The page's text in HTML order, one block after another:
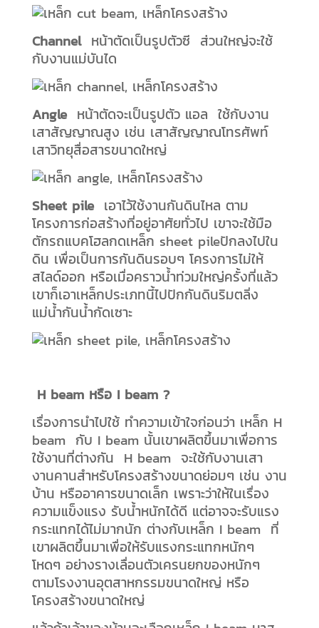
Channelหน้าตัดเป็นรูปตัวซี ส่วนใหญ่จะใช้
กับงานแม่บันได
Angleหน้าตัดจะเป็นรูปตัว แอล ใช้กับงาน
เสาสัญญาณสูง เช่น เสาสัญญาณโทรศัพท์
เสาวิทยุสื่อสารขนาดใหญ่
Sheet pileเอาไว้ใช้งานกันดินไหล ตาม
โครงการก่อสร้างที่อยู่อาศัยทั่วไป เขาจะใช้มือ
ตักรถแบคโฮลกดเหล็ก sheet pileปักลงไปใน
ดิน เพื่อเป็นการกันดินรอบๆ โครงการไม่ให้
สไลด์ออก หรือเมื่อคราวน้ำท่วมใหญ่ครั้งที่แล้ว
เขาก็เอาเหล็กประเภทนี้ไปปักกันดินริมตลิ่ง
แม่น้ำกันน้ำกัดเซาะ
H beam หรือ I beam ?
เรื่องการนำไปใช้ ทำความเข้าใจก่อนว่า เหล็ก H
beam กับ I beam นั้นเขาผลิตขึ้นมาเพื่อการ
ใช้งานที่ต่างกัน H beam จะใช้กับงานเสา
งานคานสำหรับโครงสร้างขนาดย่อมๆ เช่น งาน
บ้าน หรืออาคารขนาดเล็ก เพราะว่าให้ในเรื่อง
ความแข็งแรง รับน้ำหนักได้ดี แต่อาจจะรับแรง
กระแทกได้ไม่มากนัก ต่างกับเหล็ก I beam ที่
เขาผลิตขึ้นมาเพื่อให้รับแรงกระแทกหนักๆ
โหดๆ อย่างรางเลื่อนตัวเครนยกของหนักๆ
ตามโรงงานอุตสาหกรรมขนาดใหญ่ หรือ
โครงสร้างขนาดใหญ่